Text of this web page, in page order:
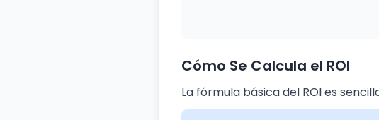
Cómo Se Calcula el ROI
La fórmula básica del ROI es